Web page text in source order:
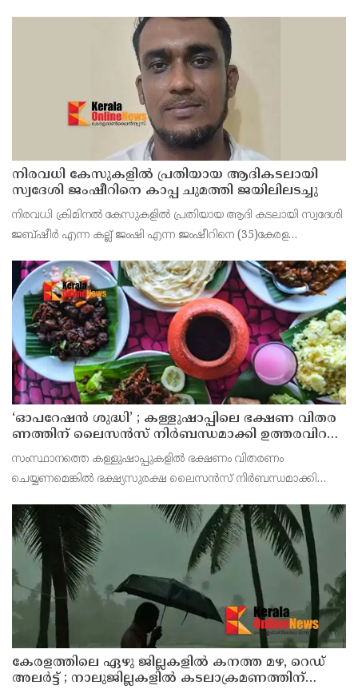
കടന്നതായാണ് സംശയം.
നിരവധി കേസുകളിൽ പ്രതിയായ ആദികടലായി
സ്വദേശി ജംഷീറിനെ കാപ്പ ചുമത്തി ജയിലിലടച്ചു
നിരവധി ക്രിമിനൽ കേസുകളിൽ പ്രതിയായ ആദി കടലായി സ്വദേശി
ജബ്ഷീർ എന്ന കല്ല് ജംഷി എന്ന ജംഷീറിനെ (35)കേരള
കണ്ണൂർ സെൻട്രൽ ജയിലിലടച്ചു.
‘ഓ​പ​റേ​ഷ​ൻ ശു​ദ്ധി’ ; ക​ള്ളു​ഷാ​പ്പി​ലെ ഭ​ക്ഷ​ണ വി​ത​ര​
ണ​ത്തി​ന് ലൈ​സ​ൻ​സ് നി​ർ​ബ​ന്ധ​മാ​ക്കി ഉ​ത്ത​ര​വി​റ​
സംസ്ഥാനത്തെ കള്ളുഷാപ്പുകളിൽ ഭക്ഷണം വിതരണം
ചെയ്യണമെങ്കിൽ ഭക്ഷ്യസുരക്ഷ ലൈസൻസ് നിർബന്ധമാക്കി
പരിശോധന നടത്താനും ലൈസൻസില്ലാതെ ഭക്ഷണം വിതരണം
ചെയ്യുന്ന സ്ഥാപനങ്
കേരളത്തിലെ ഏഴു ജില്ലകളിൽ കനത്ത മഴ, റെഡ്
അലർട്ട് ; നാലുജില്ലകളിൽ കടലാക്രമണത്തിന്